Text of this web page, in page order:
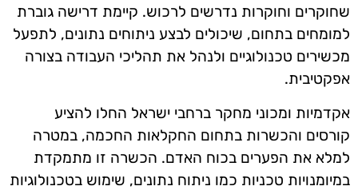
שחוקרים וחוקרות נדרשים לרכוש. קיימת דרישה גוברת
למומחים בתחום, שיכולים לבצע ניתוחים נתונים, לתפעל
מכשירים טכנולוגיים ולנהל את תהליכי העבודה בצורה
אפקטיבית.
אקדמיות ומכוני מחקר ברחבי ישראל החלו להציע
קורסים והכשרות בתחום החקלאות החכמה, במטרה
למלא את הפערים בכוח האדם. הכשרה זו מתמקדת
במיומנויות טכניות כמו ניתוח נתונים, שימוש בטכנולוגיות